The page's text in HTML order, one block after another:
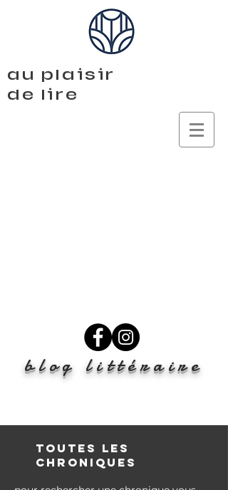
au plaisir
de lire
blog littéraire
TOUTES LES
CHRONIQUES